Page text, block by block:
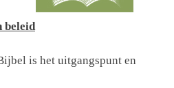
beleid
is het uitgangspunt en